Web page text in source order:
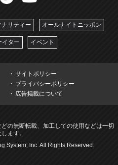
リティー オールナイトニッポン
イター イベント
サイトポリシー
プライバシーポリシー
広告掲載について
の無断転載、加工しての使用などは一切
ます。
System, Inc. All Rights Reserved.